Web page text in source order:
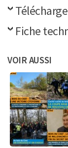
Fiche
VOIR AUSSI